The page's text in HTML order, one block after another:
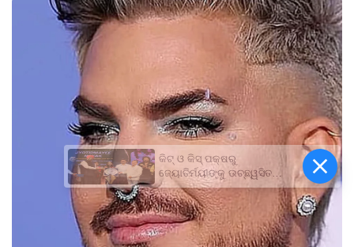
କିଟ୍‍ ଓ କିସ୍‍ ପକ୍ଷରୁ
ଜ୍ୟୋତିର୍ମୟୀଙ୍କୁ ଉଚ୍ଛ୍ୱସିତ
ସମ୍ବର୍ଦ୍ଧନା; ୫ଲକ୍ଷ ଟଙ୍କାର
ପ୍ରୋତ୍ସାହନ ରାଶି ପ୍ରଦାନ